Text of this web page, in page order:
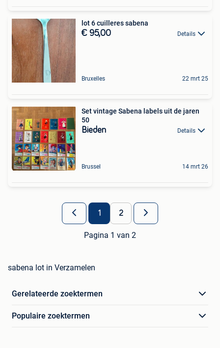
lot 6 cuilleres sabena
€ 95,00 Details
Bruxelles 22 mrt 25
Set vintage Sabena labels uit de jaren
50
Bieden Details
Brussel 14 mrt 26
1 2
Pagina 1 van 2
sabena lot in Verzamelen
Gerelateerde zoektermen
Populaire zoektermen